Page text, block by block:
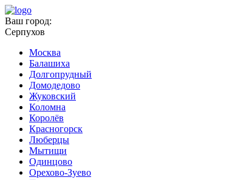
Ваш город:
Серпухов
Москва
Балашиха
Долгопрудный
Домодедово
Жуковский
Коломна
Королёв
Красногорск
Люберцы
Мытищи
Одинцово
Орехово-Зуево